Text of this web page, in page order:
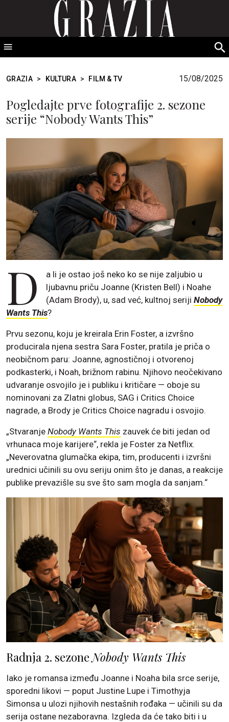
GRAZIA Srbija
GRAZIA > KULTURA > FILM & TV 15/08/2025
Pogledajte prve fotografije 2. sezone
serije “Nobody Wants This”
D
a li je ostao još neko ko se nije zaljubio u
ljubavnu priču Joanne (Kristen Bell) i Noahe
(Adam Brody), u, sad već, kultnoj serijiNobody
Wants This?
Prvu sezonu, koju je kreirala Erin Foster, a izvršno
producirala njena sestra Sara Foster, pratila je priča o
neobičnom paru: Joanne, agnostičnoj i otvorenoj
podkasterki, i Noah, brižnom rabinu. Njihovo neočekivano
udvaranje osvojilo je i publiku i kritičare — oboje su
nominovani za Zlatni globus, SAG i Critics Choice
nagrade, a Brody je Critics Choice nagradu i osvojio.
„Stvaranje Nobody Wants This zauvek će biti jedan od
vrhunaca moje karijere“, rekla je Foster za Netflix.
„Neverovatna glumačka ekipa, tim, producenti i izvršni
urednici učinili su ovu seriju onim što je danas, a reakcije
publike prevazišle su sve što sam mogla da sanjam.“
Radnja 2. sezoneNobody Wants This
Iako je romansa između Joanne i Noaha bila srce serije,
sporedni likovi — poput Justine Lupe i Timothyja
Simonsa u ulozi njihovih nestašnih rođaka — učinili su da
serija ostane nezaboravna. Izgleda da će tako biti i u